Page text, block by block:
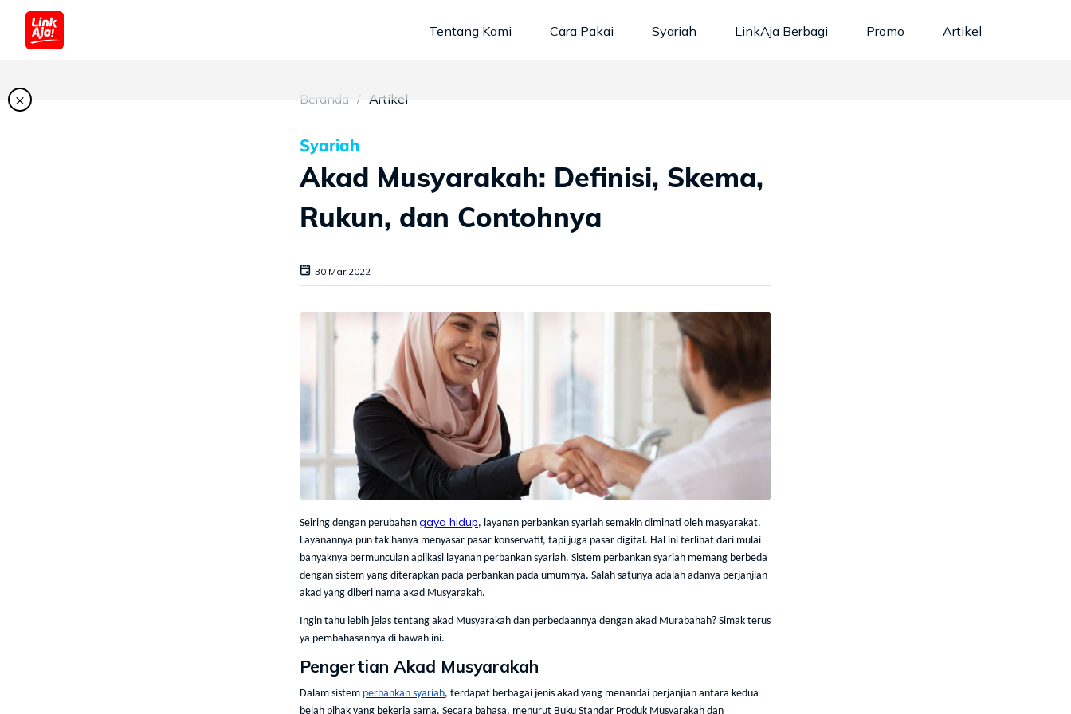
Tentang Kami Cara Pakai Syariah LinkAja Berbagi Promo Artikel
Beranda Artikel
Syariah
Akad Musyarakah: Definisi, Skema,
Rukun, dan Contohnya
30 Mar 2022
Seiring dengan perubahan gaya hidup, layanan perbankan syariah semakin diminati oleh masyarakat.
Layanannya pun tak hanya menyasar pasar konservatif, tapi juga pasar digital. Hal ini terlihat dari mulai
banyaknya bermunculan aplikasi layanan perbankan syariah. Sistem perbankan syariah memang berbeda
dengan sistem yang diterapkan pada perbankan pada umumnya. Salah satunya adalah adanya perjanjian
akad yang diberi nama akad Musyarakah.
Ingin tahu lebih jelas tentang akad Musyarakah dan perbedaannya dengan akad Murabahah? Simak terus
ya pembahasannya di bawah ini.
Pengertian Akad Musyarakah
Dalam sistem perbankan syariah, terdapat berbagai jenis akad yang menandai perjanjian antara kedua
belah pihak yang bekerja sama. Secara bahasa, menurut Buku Standar Produk Musyarakah dan
×